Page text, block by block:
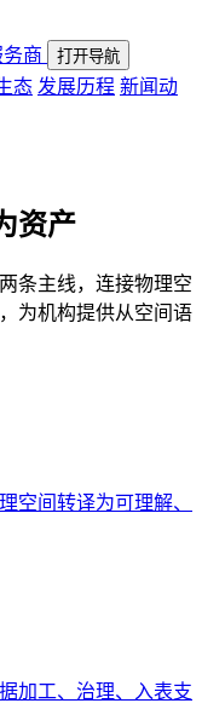
商
打开导航
态 发展历程 新闻动
资产
条主线，连接物理空
为机构提供从空间语
空间转译为可理解、
加工、治理、入表支